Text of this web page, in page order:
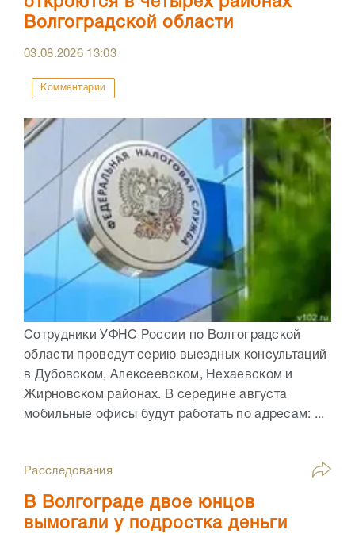
Волгоградской области
03.08.2026 13:03
Комментарии
Сотрудники УФНС России по Волгоградской
области проведут серию выездных консультаций
в Дубовском, Алексеевском, Нехаевском и
Жирновском районах. В середине августа
мобильные офисы будут работать по адресам: ...
Расследования
В Волгограде двое юнцов
вымогали у подростка деньги